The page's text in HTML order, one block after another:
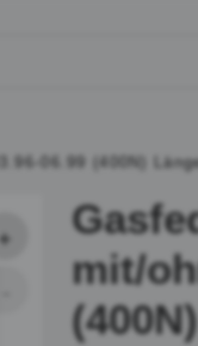
06.99 (400N)
mit/